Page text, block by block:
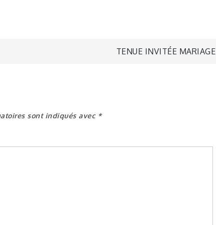
TENUE INVITÉE MARIAGE
sont indiqués avec *